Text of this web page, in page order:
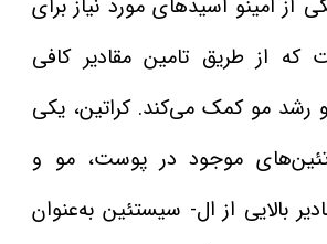
آمینو اسیدهای مورد نیاز برای
که از طریق تامین مقادیر کافی
رشد مو کمک می‌کند. کراتین، یکی
موجود در پوست، مو و
بالایی از ال- سیستئین به‌عنوان